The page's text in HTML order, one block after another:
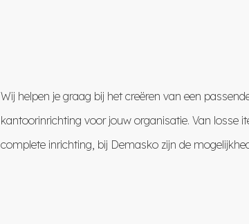
Wij helpen je graag bij het creëren van een
kantoorinrichting voor jouw organisatie. Van losse
complete inrichting, bij Demasko zijn de